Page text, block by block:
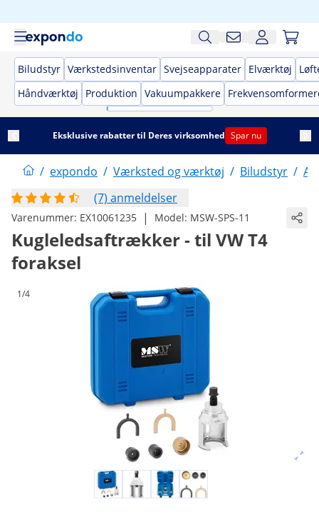
Biludstyr Værkstedsinventar Svejseapparater Elværktøj
Håndværktøj
Produktion Vakuumpakkere
Eksklusive rabatter til Deres virksomhed Spar nu
/ expondo / Værksted og værktøj / Biludstyr /
(7) anmeldelser
Varenummer: EX10061235 | Model: MSW-SPS-11
Kugleledsaftrækker - til VW T4
foraksel
1/4